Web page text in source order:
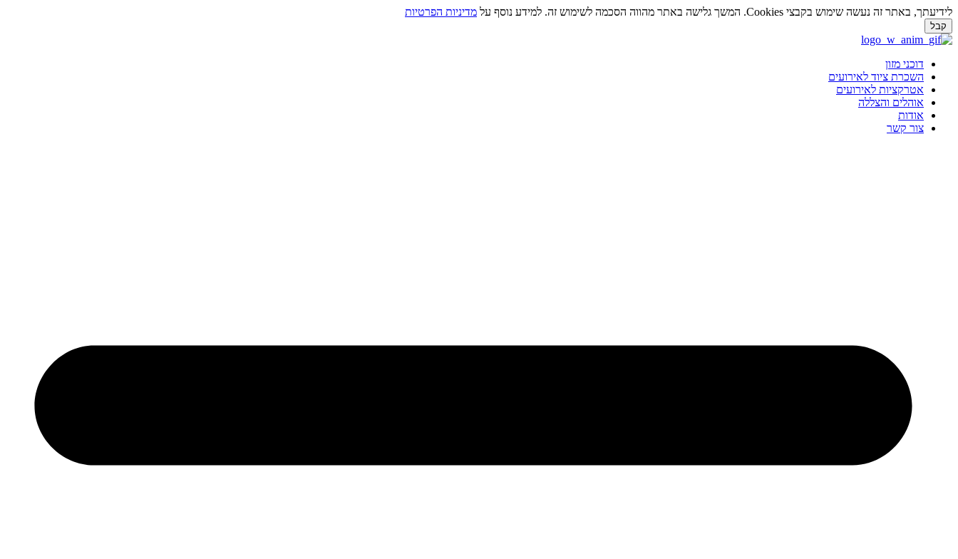
לידיעתך, באתר זה נעשה שימוש בקבצי Cookies. המשך גלישה באתר מהווה הסכמה לשימוש זה. למידע נוסף על מדיניות הפרטיות
קבל
דלג
דוכני מזון
השכרת ציוד לאירועים
אטרקציות לאירועים
אוהלים והצללה
אודות
צור קשר